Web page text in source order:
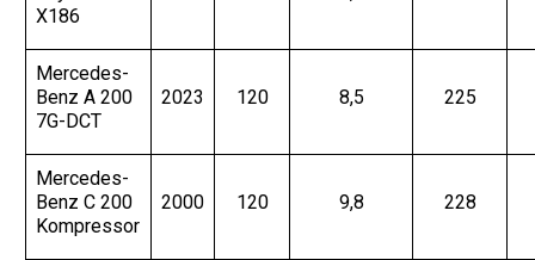
X186
Mercedes-
Benz A 200
7G-DCT
2023 120 8,5 225
Mercedes-
Benz C 200
Kompressor
2000 120 9,8 228